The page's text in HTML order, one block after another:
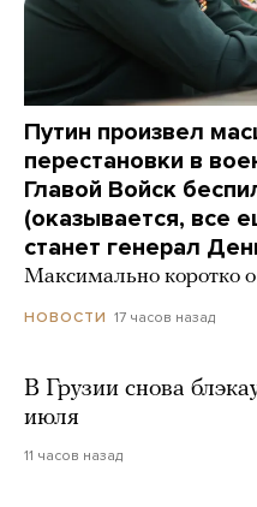
Путин произвел
перестановки в
Главой Войск
(оказывается, все
станет генерал
Максимально коротко
НОВОСТИ 17 часов назад
В Грузии снова
июля
11 часов назад